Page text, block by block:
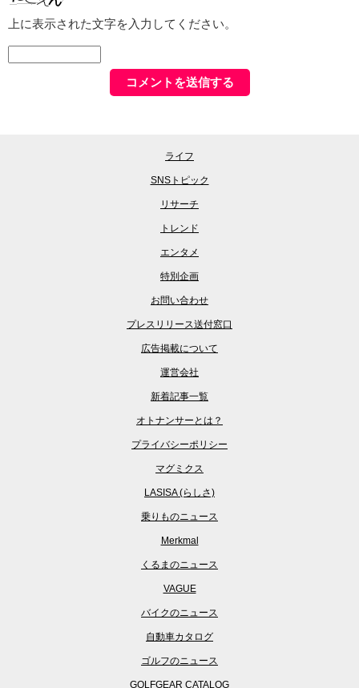
上に表示された文字を入力してください。
ライフ
SNSトピック
リサーチ
トレンド
エンタメ
特別企画
お問い合わせ
プレスリリース送付窓口
広告掲載について
運営会社
新着記事一覧
オトナンサーとは？
プライバシーポリシー
マグミクス
LASISA (らしさ)
乗りものニュース
Merkmal
くるまのニュース
VAGUE
バイクのニュース
自動車カタログ
ゴルフのニュース
GOLFGEAR CATALOG